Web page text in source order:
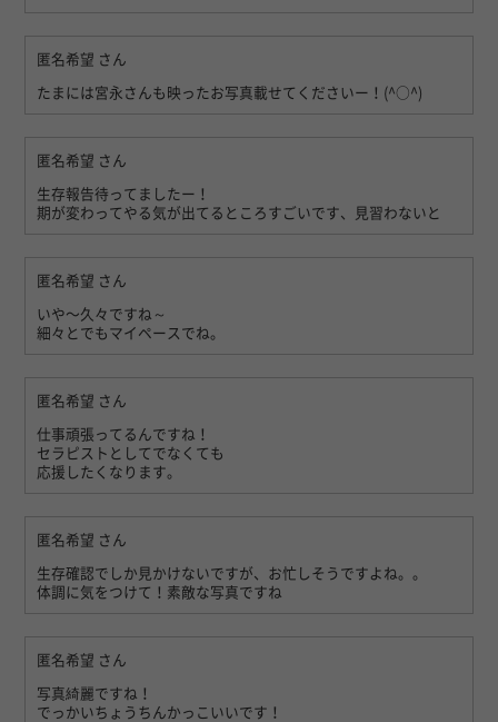
匿名希望 さん
たまには宮永さんも映ったお写真載せてくださいー！(^○^)
匿名希望 さん
生存報告待ってましたー！
期が変わってやる気が出てるところすごいです、見習わないと
匿名希望 さん
いや〜久々ですね～
細々とでもマイペースでね。
匿名希望 さん
仕事頑張ってるんですね！
セラピストとしてでなくても
応援したくなります。
匿名希望 さん
生存確認でしか見かけないですが、お忙しそうですよね。。
体調に気をつけて！素敵な写真ですね
匿名希望 さん
写真綺麗ですね！
でっかいちょうちんかっこいいです！